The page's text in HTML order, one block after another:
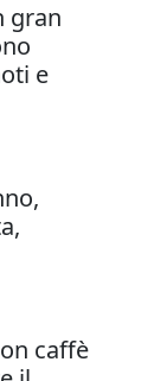
gran
e
caffè